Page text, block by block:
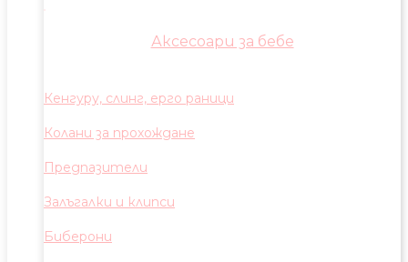
Аксесоари за бебе
Кенгуру, слинг, ерго раници
Колани за прохождане
Предпазители
Залъгалки и клипси
Биберони